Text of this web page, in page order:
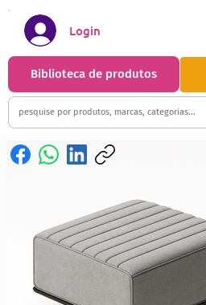
Biblioteca de produtos
Login